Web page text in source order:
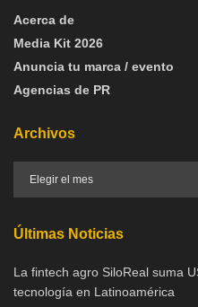
Acerca de
Media Kit 2026
Anuncia tu marca / evento
Agencias de PR
Archivos
Últimas Noticias
La fintech agro SiloReal suma
tecnología en Latinoamérica